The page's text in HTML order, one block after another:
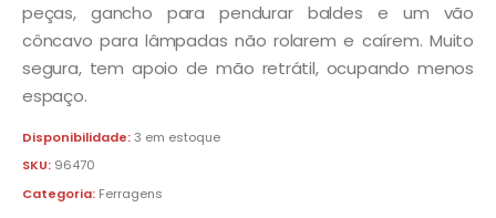
peças, gancho para pendurar baldes e um vão
côncavo para lâmpadas não rolarem e caírem. Muito
segura, tem apoio de mão retrátil, ocupando menos
espaço.
Disponibilidade:3 em estoque
SKU: 96470
Categoria: Ferragens